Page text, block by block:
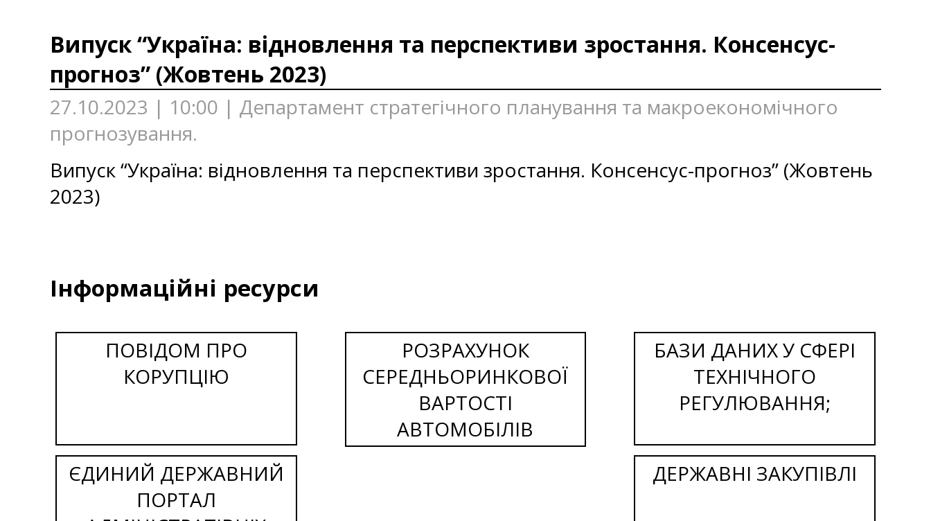
Випуск “Україна: відновлення та перспективи зростання. Консенсус-
прогноз” (Жовтень 2023)
27.10.2023 | 10:00 | Департамент стратегічного планування та макроекономічного
прогнозування.
Випуск “Україна: відновлення та перспективи зростання. Консенсус-прогноз” (Жовтень
2023)
Інформаційні ресурси
ПОВІДОМ ПРО
КОРУПЦІЮ
РОЗРАХУНОК
СЕРЕДНЬОРИНКОВОЇ
ВАРТОСТІ
АВТОМОБІЛІВ
БАЗИ ДАНИХ У СФЕРІ
ТЕХНІЧНОГО
РЕГУЛЮВАННЯ;
ЄДИНИЙ ДЕРЖАВНИЙ
ПОРТАЛ
ДЕРЖАВНІ ЗАКУПІВЛІ